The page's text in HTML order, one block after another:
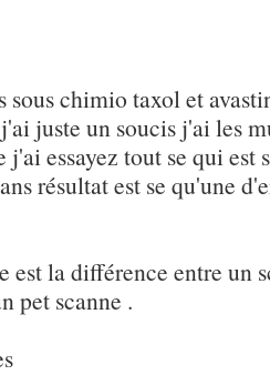
sous chimio taxol et
juste un soucis j'ai les
j'ai essayez tout se qui est
résultat est se qu'une
est la différence entre un
pet scanne .